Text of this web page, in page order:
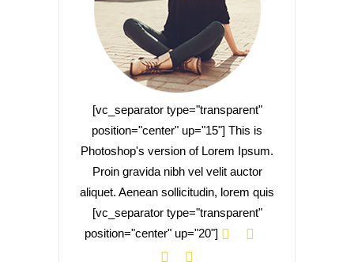
[vc_separator type="transparent"
position="center" up="15"] This is
Photoshop's version of Lorem Ipsum.
Proin gravida nibh vel velit auctor
aliquet. Aenean sollicitudin, lorem quis
[vc_separator type="transparent"
position="center" up="20"]